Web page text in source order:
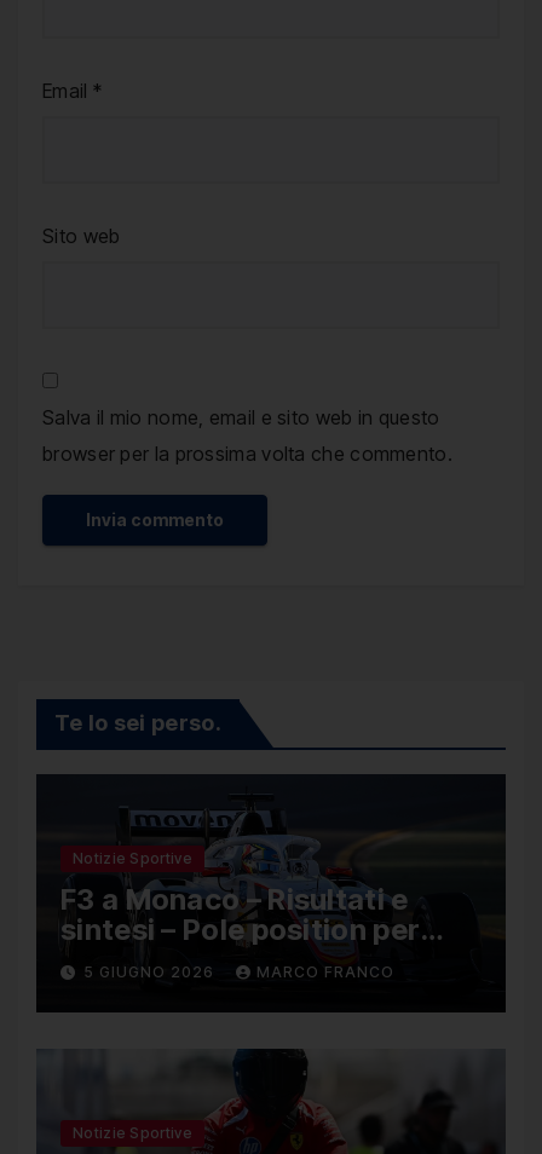
Email *
Sito web
Salva il mio nome, email e sito web in questo
browser per la prossima volta che commento.
Te lo sei perso.
Notizie Sportive
F3 a Monaco – Risultati e
sintesi – Pole position per
Nael, Bruno del Pino ottavo
5 GIUGNO 2026 MARCO FRANCO
Notizie Sportive